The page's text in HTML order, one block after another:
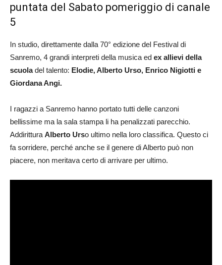
puntata del Sabato pomeriggio di canale
5
In studio, direttamente dalla 70° edizione del Festival di
Sanremo, 4 grandi interpreti della musica ed ex allievi della
scuoladel talento: Elodie, Alberto Urso, Enrico Nigiotti e
Giordana Angi.
I ragazzi a Sanremo hanno portato tutti delle canzoni
bellissime ma la sala stampa li ha penalizzati parecchio.
Addirittura Alberto Urso ultimo nella loro classifica. Questo ci
fa sorridere, perché anche se il genere di Alberto può non
piacere, non meritava certo di arrivare per ultimo.